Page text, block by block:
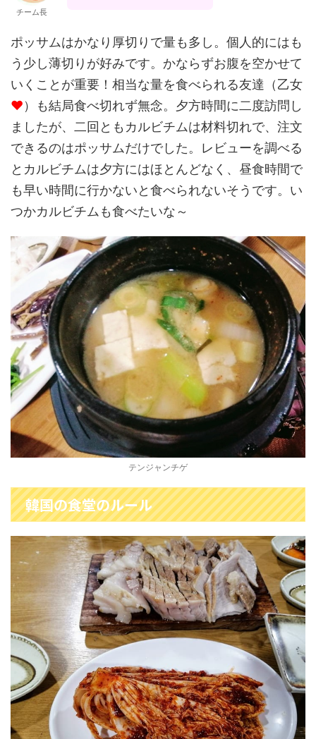
チーム長
ポッサムはかなり厚切りで量も多し。個人的にはも
う少し薄切りが好みです。かならずお腹を空かせて
いくことが重要！相当な量を食べられる友達（乙女
♥）も結局食べ切れず無念。夕方時間に二度訪問し
ましたが、二回ともカルビチムは材料切れで、注文
できるのはポッサムだけでした。レビューを調べる
とカルビチムは夕方にはほとんどなく、昼食時間で
も早い時間に行かないと食べられないそうです。い
つかカルビチムも食べたいな～
テンジャンチゲ
韓国の食堂のルール